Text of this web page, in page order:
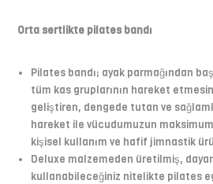
Orta sertlikte pilates bandı
Pilates bandı; ayak parmağından
tüm kas gruplarının hareket
geliştiren, dengede tutan ve
hareket ile vücudumuzun
kişisel kullanım ve hafif jimnastik
Deluxe malzemeden üretilmiş,
kullanabileceğiniz nitelikte pilates